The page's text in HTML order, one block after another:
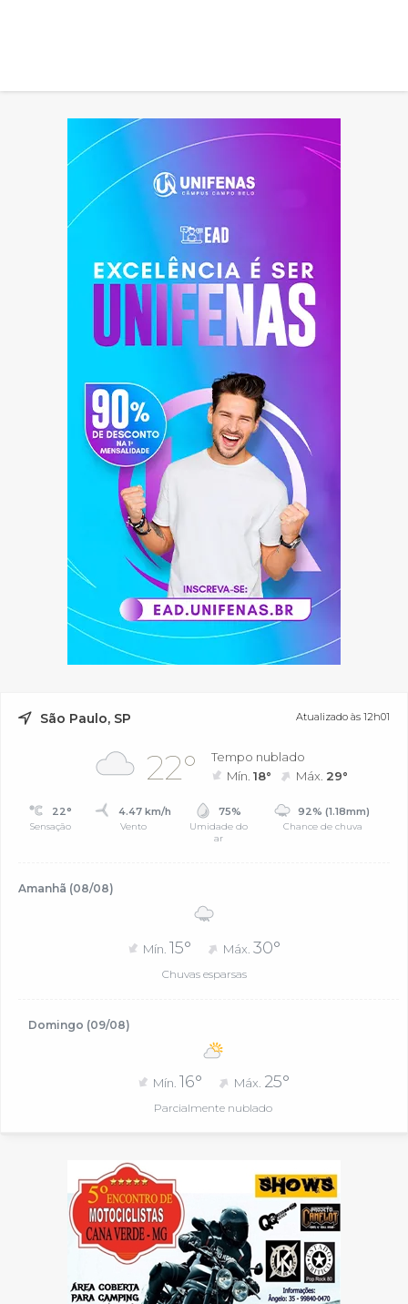
São Paulo, SP Atualizado às 12h01
22°
Tempo nublado
Mín.18° Máx. 29°
22°
Sensação
4.47 km/h
Vento
75%
Umidade do
ar
92% (1.18mm)
Chance de chuva
Amanhã (08/08)
Mín. 15° Máx. 30°
Chuvas esparsas
Domingo (09/08)
Mín. 16° Máx. 25°
Parcialmente nublado